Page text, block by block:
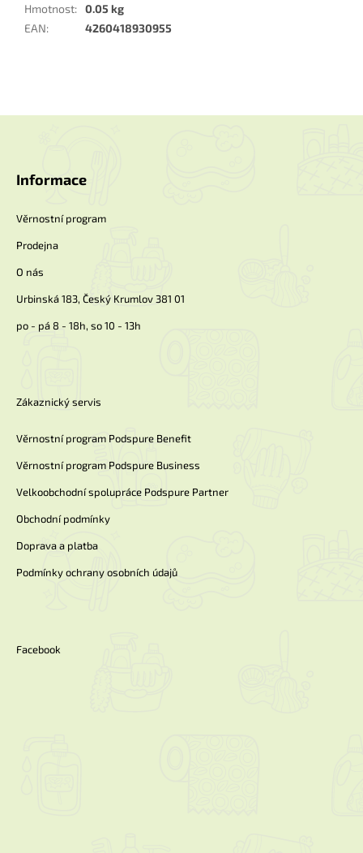
Hmotnost: 0.05 kg
EAN: 4260418930955
Informace
Věrnostní program
Prodejna
O nás
Urbinská 183, Český Krumlov 381 01
po - pá 8 - 18h, so 10 - 13h
Zákaznický servis
Věrnostní program Podspure Benefit
Věrnostní program Podspure Business
Velkoobchodní spolupráce Podspure Partner
Obchodní podmínky
Doprava a platba
Podmínky ochrany osobních údajů
Facebook